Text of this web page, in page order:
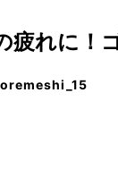
疲れに！
oremeshi_15